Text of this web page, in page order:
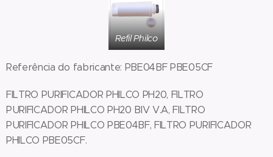
Refil Philco
Referência do fabricante: PBE04BF PBE05CF
FILTRO PURIFICADOR PHILCO PH20, FILTRO
PURIFICADOR PHILCO PH20 BIV V.A, FILTRO
PURIFICADOR PHILCO PBE04BF, FILTRO PURIFICADOR
PHILCO PBE05CF.